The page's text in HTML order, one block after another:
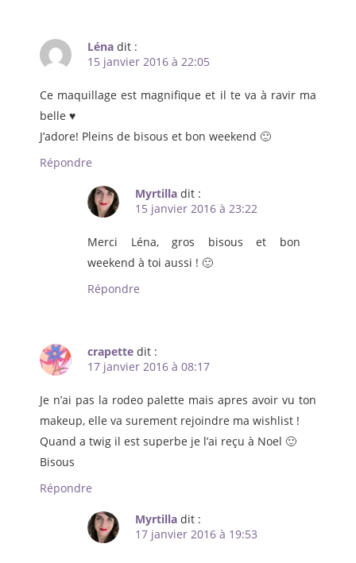
Léna dit :
15 janvier 2016 à 22:05
Ce maquillage est magnifique et il te va à ravir ma
belle ♥
J’adore! Pleins de bisous et bon weekend 🙂
Répondre
Myrtilla dit :
15 janvier 2016 à 23:22
Merci Léna, gros bisous et bon
weekend à toi aussi ! 🙂
Répondre
crapette dit :
17 janvier 2016 à 08:17
Je n’ai pas la rodeo palette mais apres avoir vu ton
makeup, elle va surement rejoindre ma wishlist !
Quand a twig il est superbe je l’ai reçu à Noel 🙂
Bisous
Répondre
Myrtilla dit :
17 janvier 2016 à 19:53